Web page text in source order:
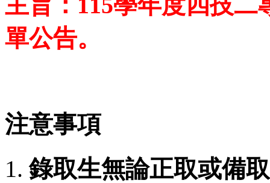
單公告。
注意事項
錄取生無論正取或備